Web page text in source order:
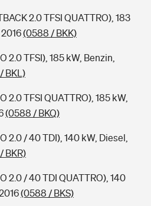
2.0 TFSI QUATTRO), 183
(0588 / BKK)
2.0 TFSI), 185 kW, Benzin,
BKL)
2.0 TFSI QUATTRO), 185 kW,
(0588 / BKQ)
2.0 / 40 TDI), 140 kW, Diesel,
BKR)
2.0 / 40 TDI QUATTRO), 140
(0588 / BKS)